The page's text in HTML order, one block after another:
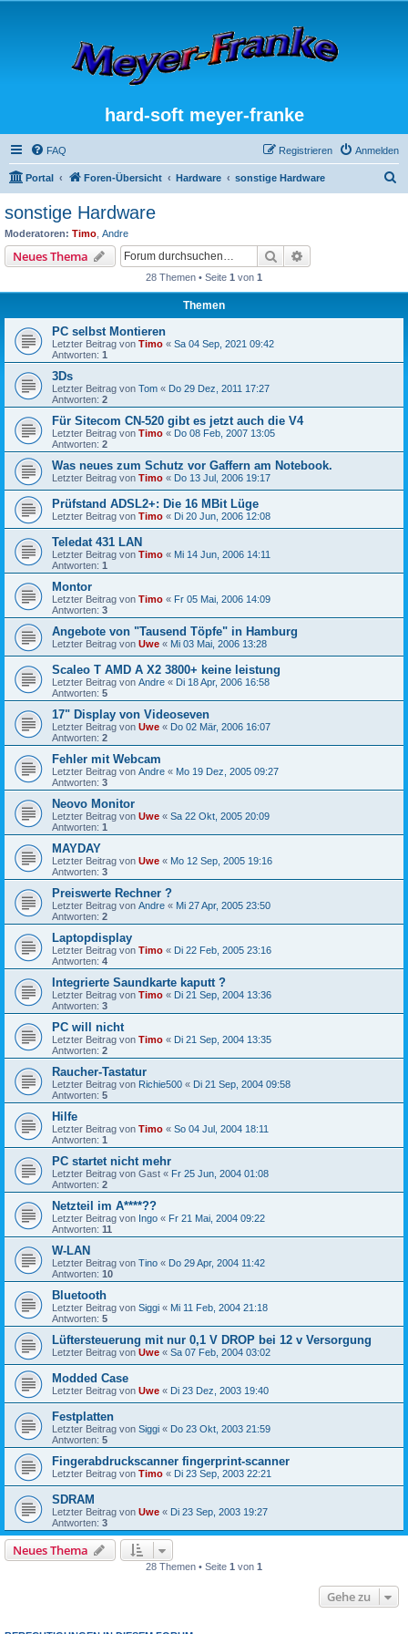
hard-soft meyer-franke
FAQ Anmelden
Registrieren
Portal Foren-Übersicht Hardware sonstige Hardware
sonstige Hardware
Moderatoren: Timo Andre
Neues Thema Suche
28 Themen • Seite 1 von 1
Themen
PC selbst Montieren
Letzter Beitrag von Timo « Sa 04 Sep, 2021 09:42
Antworten: 1
3Ds
Letzter Beitrag von Tom « Do 29 Dez, 2011 17:27
Antworten: 2
Für Sitecom CN-520 gibt es jetzt auch die V4
Letzter Beitrag von Timo « Do 08 Feb, 2007 13:05
Antworten: 2
Was neues zum Schutz vor Gaffern am Notebook.
Letzter Beitrag von Timo « Do 13 Jul, 2006 19:17
Prüfstand ADSL2+: Die 16 MBit Lüge
Letzter Beitrag von Timo « Di 20 Jun, 2006 12:08
Teledat 431 LAN
Letzter Beitrag von Timo « Mi 14 Jun, 2006 14:11
Antworten: 1
Montor
Letzter Beitrag von Timo « Fr 05 Mai, 2006 14:09
Antworten: 3
Angebote von "Tausend Töpfe" in Hamburg
Letzter Beitrag von Uwe « Mi 03 Mai, 2006 13:28
Scaleo T AMD A X2 3800+ keine leistung
Letzter Beitrag von Andre « Di 18 Apr, 2006 16:58
Antworten: 5
17" Display von Videoseven
Letzter Beitrag von Uwe « Do 02 Mär, 2006 16:07
Antworten: 2
Fehler mit Webcam
Letzter Beitrag von Andre « Mo 19 Dez, 2005 09:27
Antworten: 3
Neovo Monitor
Letzter Beitrag von Uwe « Sa 22 Okt, 2005 20:09
Antworten: 1
MAYDAY
Letzter Beitrag von Uwe « Mo 12 Sep, 2005 19:16
Antworten: 3
Preiswerte Rechner ?
Letzter Beitrag von Andre « Mi 27 Apr, 2005 23:50
Antworten: 2
Laptopdisplay
Letzter Beitrag von Timo « Di 22 Feb, 2005 23:16
Antworten: 4
Integrierte Saundkarte kaputt ?
Letzter Beitrag von Timo « Di 21 Sep, 2004 13:36
Antworten: 3
PC will nicht
Letzter Beitrag von Timo « Di 21 Sep, 2004 13:35
Antworten: 2
Raucher-Tastatur
Letzter Beitrag von Richie500 « Di 21 Sep, 2004 09:58
Antworten: 5
Hilfe
Letzter Beitrag von Timo « So 04 Jul, 2004 18:11
Antworten: 1
PC startet nicht mehr
Letzter Beitrag von Gast « Fr 25 Jun, 2004 01:08
Antworten: 2
Netzteil im A****??
Letzter Beitrag von Ingo « Fr 21 Mai, 2004 09:22
Antworten: 11
W-LAN
Letzter Beitrag von Tino « Do 29 Apr, 2004 11:42
Antworten: 10
Bluetooth
Letzter Beitrag von Siggi « Mi 11 Feb, 2004 21:18
Antworten: 5
Lüftersteuerung mit nur 0,1 V DROP bei 12 v Versorgung
Letzter Beitrag von Uwe « Sa 07 Feb, 2004 03:02
Modded Case
Letzter Beitrag von Uwe « Di 23 Dez, 2003 19:40
Festplatten
Letzter Beitrag von Siggi « Do 23 Okt, 2003 21:59
Antworten: 5
Fingerabdruckscanner fingerprint-scanner
Letzter Beitrag von Timo « Di 23 Sep, 2003 22:21
SDRAM
Letzter Beitrag von Uwe « Di 23 Sep, 2003 19:27
Antworten: 3
Neues Thema
28 Themen • Seite 1 von 1
Gehe zu